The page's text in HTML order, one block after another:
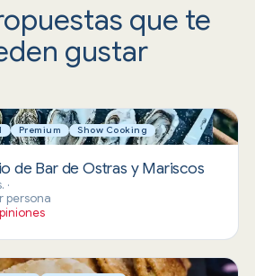
que te
gustar
Premium Show Cooking
de Bar de Ostras y Mariscos
·
persona